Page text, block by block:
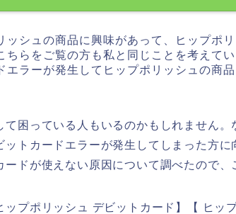
ッシュの商品に興味があって、ヒップポ
ちらをご覧の方も私と同じことを考えて
エラーが発生してヒップポリッシュの商
て困っている人もいるのかもしれません。
ットカードエラーが発生してしまった方に
ードが使えない原因について調べたので、
ップポリッシュ デビットカード】【 ヒッ